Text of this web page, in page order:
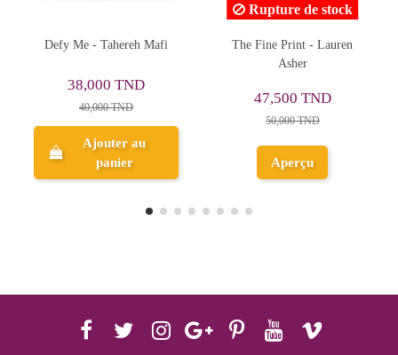
Defy Me - Tahereh Mafi
38,000 TND
40,000 TND
Ajouter au
panier
Rupture de stock
The Fine Print - Lauren
Asher
47,500 TND
50,000 TND
Aperçu